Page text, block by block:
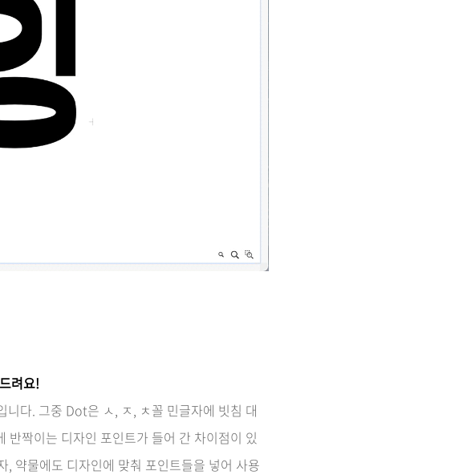
려요!
다. 그중 Dot은 ㅅ, ㅈ, ㅊ꼴 민글자에 빗침 대
짝이는 디자인 포인트가 들어 간 차이점이 있
약물에도 디자인에 맞춰 포인트들을 넣어 사용